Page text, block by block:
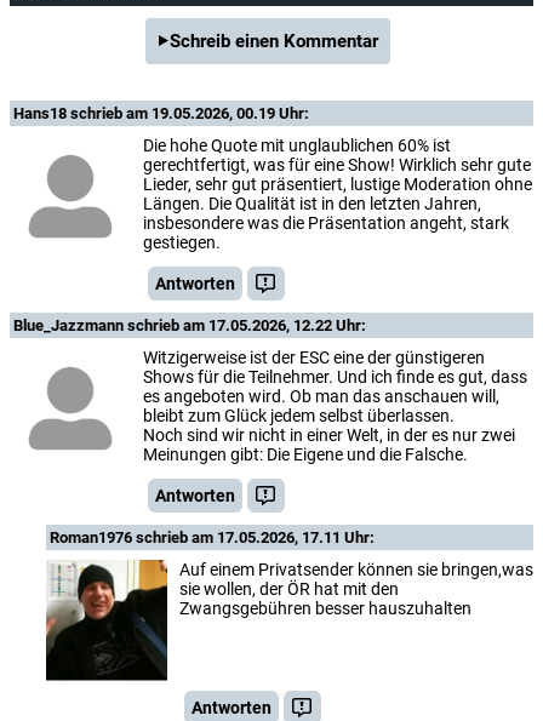
Schreib einen Kommentar
Hans18 schrieb am 19.05.2026, 00.19 Uhr:
Die hohe Quote mit unglaublichen 60% ist
gerechtfertigt, was für eine Show! Wirklich sehr gute
Lieder, sehr gut präsentiert, lustige Moderation ohne
Längen. Die Qualität ist in den letzten Jahren,
insbesondere was die Präsentation angeht, stark
gestiegen.
Antworten
Blue_Jazzmann schrieb am 17.05.2026, 12.22 Uhr:
Witzigerweise ist der ESC eine der günstigeren
Shows für die Teilnehmer. Und ich finde es gut, dass
es angeboten wird. Ob man das anschauen will,
bleibt zum Glück jedem selbst überlassen.
Noch sind wir nicht in einer Welt, in der es nur zwei
Meinungen gibt: Die Eigene und die Falsche.
Antworten
Roman1976 schrieb am 17.05.2026, 17.11 Uhr:
Auf einem Privatsender können sie bringen,was
sie wollen, der ÖR hat mit den
Zwangsgebühren besser hauszuhalten
Antworten